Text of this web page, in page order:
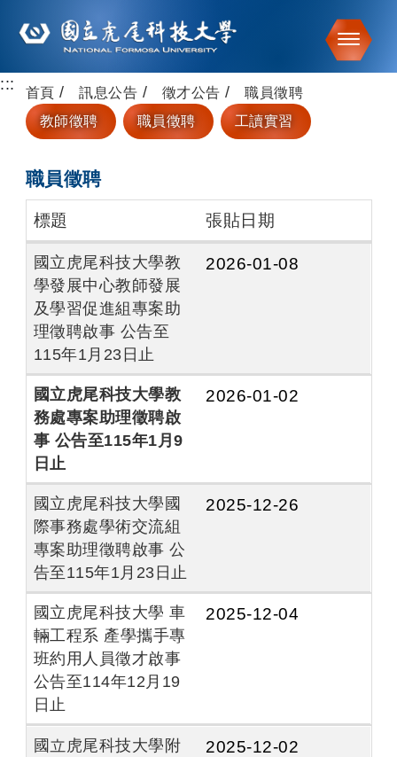
跳到主要內容
::: 首頁 訊息公告 徵才公告
職員徵聘
教師徵聘
職員徵聘 工讀實習
職員徵聘
標題 張貼日期
國立虎尾科技大學教
學發展中心教師發展
及學習促進組專案助
理徵聘啟事 公告至
115年1月23日止
2026-01-08
國立虎尾科技大學教
務處專案助理徵聘啟
事 公告至115年1月9
日止
2026-01-02
國立虎尾科技大學國
際事務處學術交流組
專案助理徵聘啟事 公
告至115年1月23日止
2025-12-26
國立虎尾科技大學 車
輛工程系 產學攜手專
班約用人員徵才啟事
公告至114年12月19
日止
2025-12-04
國立虎尾科技大學附
2025-12-02